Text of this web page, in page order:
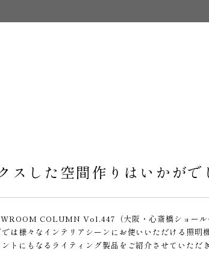
スした空間作りはいかがで
COLUMN Vol.447（大阪・心斎橋ショール
は様々なインテリアシーンにお使いいただける照
トにもなるライティング製品をご紹介させていただき